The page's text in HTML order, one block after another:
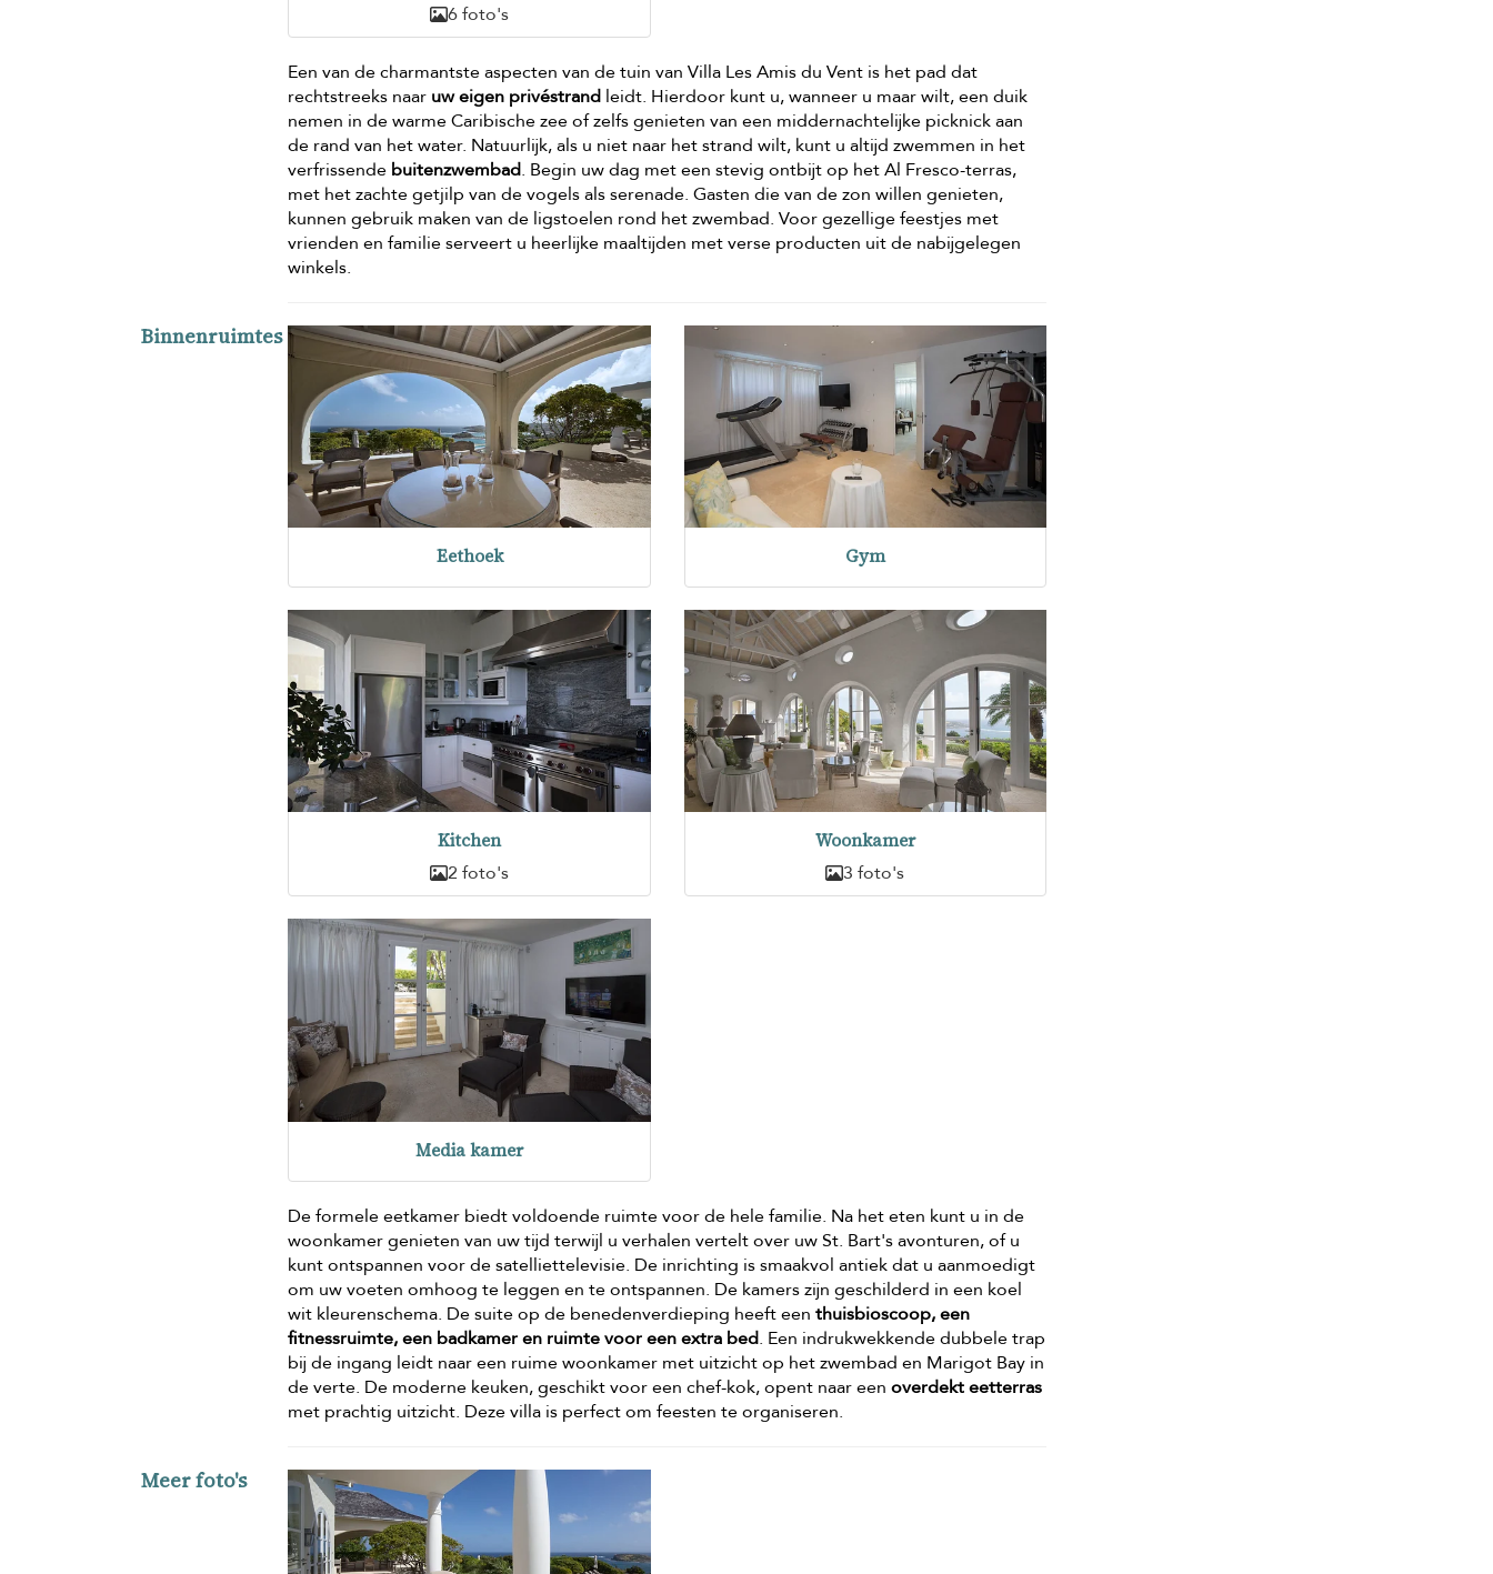
6 foto's
Een van de charmantste aspecten van de tuin van Villa Les Amis du Vent is het pad dat
rechtstreeks naar uw eigen privéstrand leidt. Hierdoor kunt u, wanneer u maar wilt, een duik
nemen in de warme Caribische zee of zelfs genieten van een middernachtelijke picknick aan
de rand van het water. Natuurlijk, als u niet naar het strand wilt, kunt u altijd zwemmen in het
verfrissende buitenzwembad. Begin uw dag met een stevig ontbijt op het Al Fresco-terras,
met het zachte getjilp van de vogels als serenade. Gasten die van de zon willen genieten,
kunnen gebruik maken van de ligstoelen rond het zwembad. Voor gezellige feestjes met
vrienden en familie serveert u heerlijke maaltijden met verse producten uit de nabijgelegen
winkels.
Binnenruimtes
Eethoek Gym
Kitchen
2 foto's
Woonkamer
3 foto's
Media kamer
De formele eetkamer biedt voldoende ruimte voor de hele familie. Na het eten kunt u in de
woonkamer genieten van uw tijd terwijl u verhalen vertelt over uw St. Bart's avonturen, of u
kunt ontspannen voor de satelliettelevisie. De inrichting is smaakvol antiek dat u aanmoedigt
om uw voeten omhoog te leggen en te ontspannen. De kamers zijn geschilderd in een koel
wit kleurenschema. De suite op de benedenverdieping heeft eenthuisbioscoop, een
fitnessruimte, een badkamer en ruimte voor een extra bed. Een indrukwekkende dubbele trap
bij de ingang leidt naar een ruime woonkamer met uitzicht op het zwembad en Marigot Bay in
de verte. De moderne keuken, geschikt voor een chef-kok, opent naar eenoverdekt eetterras
met prachtig uitzicht. Deze villa is perfect om feesten te organiseren.
Meer foto's